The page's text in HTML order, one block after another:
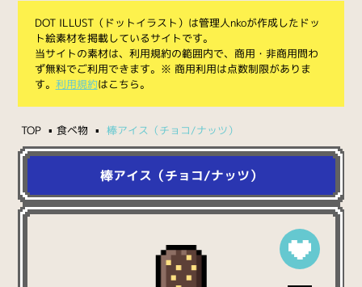
DOT ILLUST（ドットイラスト）は管理人nkoが作成したドッ
ト絵素材を掲載しているサイトです。
当サイトの素材は、利用規約の範囲内で、商用・非商用問わ
ず無料でご利用できます。※ 商用利用は点数制限がありま
す。 利用規約はこちら。
TOP 食べ物 棒アイス（チョコ/ナッツ）
棒アイス（チョコ/ナッツ）